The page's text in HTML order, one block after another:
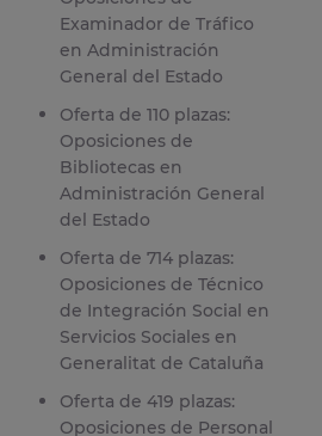
Examinador de Tráfico
en Administración
General del Estado
Oferta de 110 plazas:
Oposiciones de
Bibliotecas en
Administración General
del Estado
Oferta de 714 plazas:
Oposiciones de Técnico
de Integración Social en
Servicios Sociales en
Generalitat de Cataluña
Oferta de 419 plazas:
Oposiciones de Personal